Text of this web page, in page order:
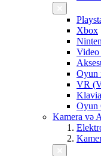
Xbox
Video
Oyun
VR
Oyun
Kamera və